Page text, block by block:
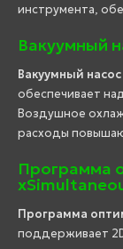
инструмента,
Вакуумный
Вакуумный насос
обеспечивает
Воздушное
расходы
Программа
Программа
поддерживает